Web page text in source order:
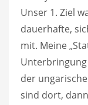
Unser 1. Ziel
dauerhafte,
mit. Meine
der
sind dort,